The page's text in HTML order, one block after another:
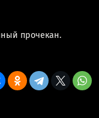
прочекан.